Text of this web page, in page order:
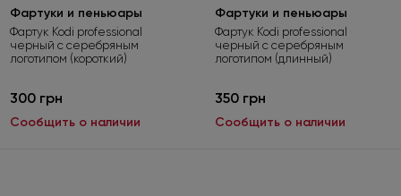
Фартуки и пеньюары
Фартук Kodi professional
черный с серебряным
логотипом (короткий)
300 грн
Сообщить о наличии
Фартуки и пеньюары
Фартук Kodi professional
черный с серебряным
логотипом (длинный)
350 грн
Сообщить о наличии
Не забудьте нажать «Выбрать подарок» при
оформлении заказа. Предложение действует только до
01.09.2026.
Подробнее